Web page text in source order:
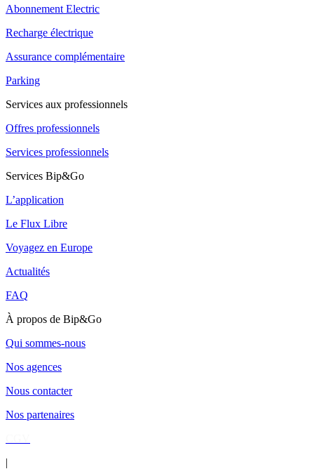
Abonnement Electric
Recharge électrique
Assurance complémentaire
Parking
Services aux professionnels
Offres professionnels
Services professionnels
Services Bip&Go
L’application
Le Flux Libre
Voyagez en Europe
Actualités
FAQ
À propos de Bip&Go
Qui sommes-nous
Nos agences
Nous contacter
Nos partenaires
|